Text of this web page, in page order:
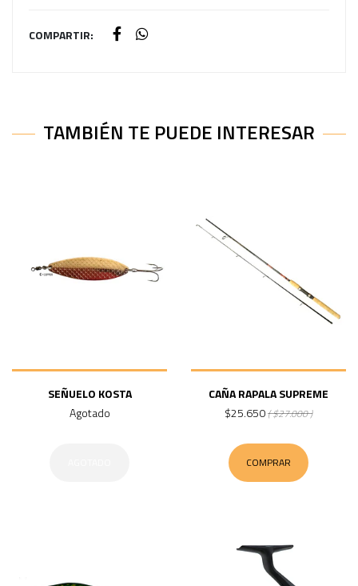
COMPARTIR:
TAMBIÉN TE PUEDE INTERESAR
SEÑUELO KOSTA
Agotado
CAÑA RAPALA SUPREME
$25.650( $27.000 )
COMPRAR